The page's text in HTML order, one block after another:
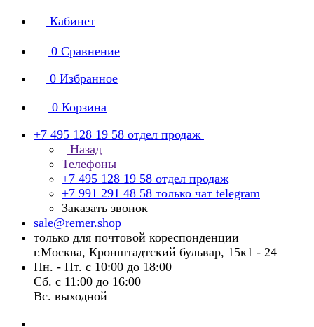
Кабинет
0 Сравнение
0 Избранное
0 Корзина
+7 495 128 19 58 отдел продаж
Назад
Телефоны
+7 495 128 19 58 отдел продаж
+7 991 291 48 58 только чат telegram
Заказать звонок
sale@remer.shop
только для почтовой кореспонденции
г.Москва, Кронштадтский бульвар, 15к1 - 24
Пн. - Пт. с 10:00 до 18:00
Сб. с 11:00 до 16:00
Вс. выходной